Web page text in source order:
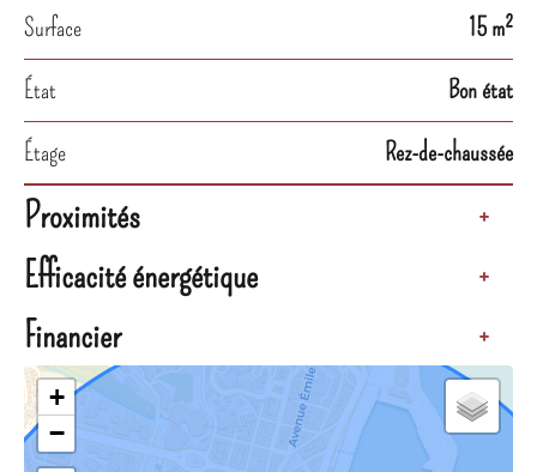
Surface
15 m²
État
Bon état
Étage
Rez-de-chaussée
Proximités +
Efficacité énergétique +
Financier +
+
−